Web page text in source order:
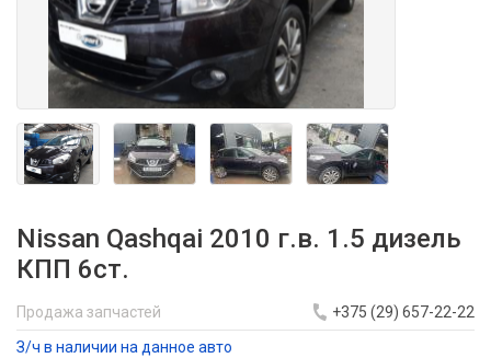
Nissan Qashqai 2010 г.в. 1.5 дизель
КПП 6ст.
Продажа запчастей
+375 (29) 657-22-22
З/ч в наличии на данное авто